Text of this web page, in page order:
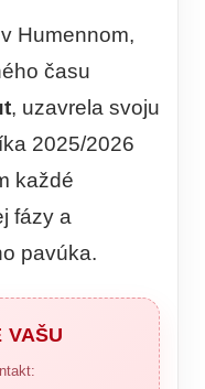
Humennom,
času
, uzavrela svoju
2025/2026
každé
fázy a
pavúka.
VAŠU